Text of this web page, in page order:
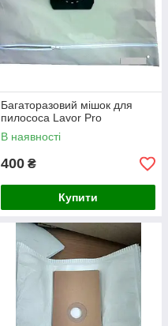
Багаторазовий мішок для
пилососа Lavor Pro
В наявності
400 ₴
Купити